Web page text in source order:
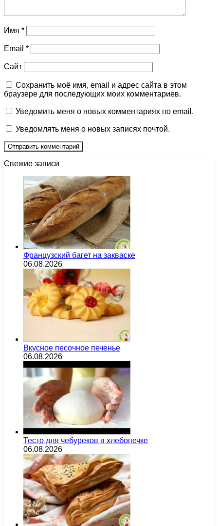
Имя *
Email *
Сайт
Сохранить моё имя, email и адрес сайта в этом
браузере для последующих моих комментариев.
Уведомить меня о новых комментариях по email.
Уведомлять меня о новых записях почтой.
Свежие записи
Французский багет на закваске
06.08.2026
Вкусное песочное печенье
06.08.2026
Тесто для чебуреков в хлебопечке
06.08.2026